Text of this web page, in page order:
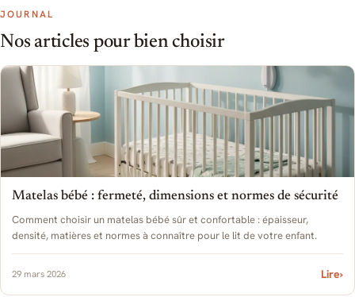
JOURNAL
Nos articles pour bien choisir
Matelas bébé : fermeté, dimensions et normes de sécurité
Comment choisir un matelas bébé sûr et confortable : épaisseur,
densité, matières et normes à connaître pour le lit de votre enfant.
29 mars 2026 Lire›